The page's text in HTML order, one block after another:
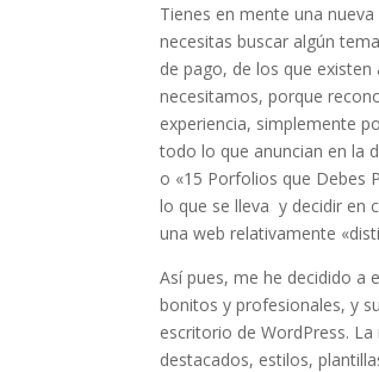
Tienes en mente una
necesitas buscar algún
de pago, de los que
necesitamos, porque
experiencia, simplemente
todo lo que anuncian en la
o «15 Porfolios que Debes
lo que se lleva y decidir en
una web relativamente
Así pues, me he decidido a
bonitos y profesionales, y
escritorio de WordPress.
destacados, estilos,